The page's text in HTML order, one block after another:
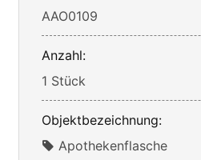
AAO0109
Anzahl:
1 Stück
Objektbezeichnung:
Apothekenflasche